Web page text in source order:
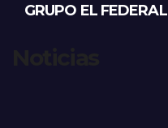
GRUPO EL FEDERAL